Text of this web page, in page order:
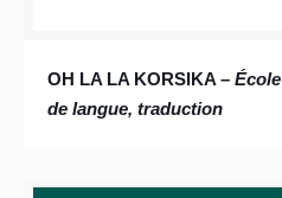
OH LA LA KORSIKA –École
de langue, traduction